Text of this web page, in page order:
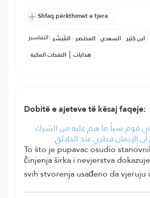
Shfaq përkthimet e tjera
التفاسير: المُيسَّر المختصر السعدي ابن كثير
النفحات المكية | هدايات
Dobitë e ajeteve të kësaj faqeje:
قوم سبأ ما هم عليه من الشرك
الإيمان فطري عند الخلائق.
To što je pupavac osudio
činjenja širka i nevjerstva
svih stvorenja usađeno da vjeruju